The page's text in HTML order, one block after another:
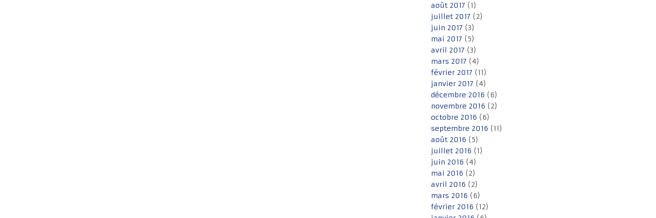
août 2017 (1)
juillet 2017 (2)
juin 2017 (3)
mai 2017 (5)
avril 2017 (3)
mars 2017 (4)
février 2017 (11)
janvier 2017 (4)
décembre 2016 (6)
novembre 2016 (2)
octobre 2016 (6)
septembre 2016 (11)
août 2016 (5)
juillet 2016 (1)
juin 2016 (4)
mai 2016 (2)
avril 2016 (2)
mars 2016 (6)
février 2016 (12)